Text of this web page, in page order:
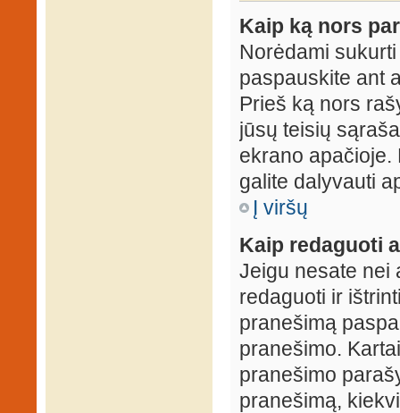
Kaip ką nors
Norėdami
paspauskite ant
Prieš ką nors
jūsų teisių
ekrano apačioje.
galite dalyvauti
Į viršų
Kaip redaguoti
Jeigu nesate nei
redaguoti ir
pranešimą
pranešimo.
pranešimo
pranešimą,